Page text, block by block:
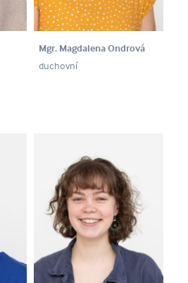
Mgr. Magdalena Ondrová
duchovní